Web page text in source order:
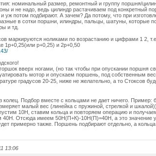
номинальный размер, ремонтный и группу поршня/
и не надо, ведь цилиндр растачиваем под конкретный
уж потом подбирают. А зачем? Да потому, что при
в сотки поршни, илиндры, пальцы, шатуны, которые
и тд.
маркируются ноликами по возрастанию и цифрами 1 2,
1р+0,25(или р+0,25) и 2р+0,50
вверх ногами, (но так чтобы при опускании поршня
мотор и опускаем поршень, под собственным
градусов 20-25, ниже не желательно, а то Стоксов
колец. Подбор вместе с кольцами не дает ничего. Пример:
малый вес (линейка с пружиной, стрелкой и
10Н, ставим кольца и повторяем операцию и
40Н. Отсюда имеем 50Н(П+К)-10Н(П)=40Н, а это значение
примерно также. Поршень подбирают отдельно, а
13:06